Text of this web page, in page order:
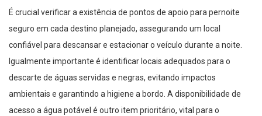
É crucial verificar a existência de pontos de apoio para pernoite
seguro em cada destino planejado, assegurando um local
confiável para descansar e estacionar o veículo durante a noite.
Igualmente importante é identificar locais adequados para o
descarte de águas servidas e negras, evitando impactos
ambientais e garantindo a higiene a bordo. A disponibilidade de
acesso a água potável é outro item prioritário, vital para o